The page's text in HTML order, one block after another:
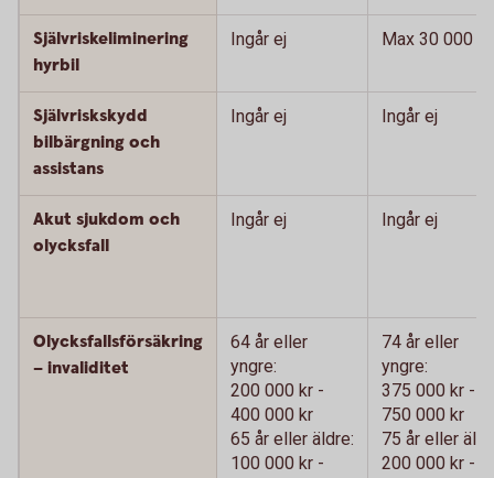
Självriskeliminering
hyrbil
Ingår ej Max 30 000 kr
Självriskskydd
bilbärgning och
assistans
Ingår ej Ingår ej
Akut sjukdom och
olycksfall
Ingår ej Ingår ej
Olycksfallsförsäkring
– invaliditet
64 år eller
yngre:
200 000 kr -
400 000 kr
65 år eller äldre:
100 000 kr -
74 år eller
yngre:
375 000 kr -
750 000 kr
75 år eller
200 000 kr -